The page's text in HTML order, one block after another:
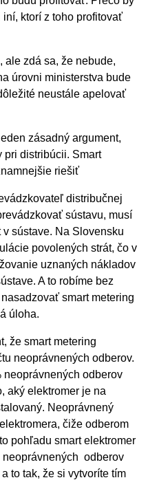
ktorí z toho profitovať
ale zdá sa, že nebude,
úrovni ministerstva bude
neustále apelovať
zásadný argument,
pri distribúcii. Smart
riešiť
distribučnej
sústavu, musí
sústave. Na Slovensku
povolených strát, čo v
uznaných nákladov
A to robíme bez
smart metering
úloha.
že smart metering
neoprávnených odberov.
neoprávnených odberov
aký elektromer je na
Neoprávnený
čiže odberom
pohľadu smart elektromer
odberov
to tak, že si vytvoríte tím